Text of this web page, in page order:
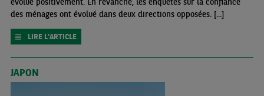
des ménages ont évolué dans deux directions opposées. [...]
LIRE L'ARTICLE
JAPON